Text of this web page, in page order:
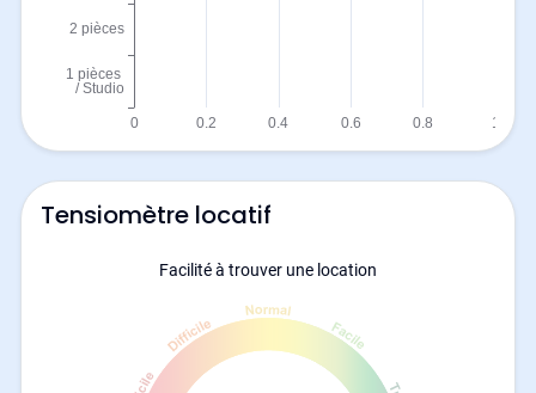
Tensiomètre locatif
Facilité à trouver une location